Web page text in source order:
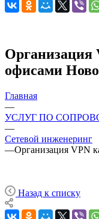
Организация
офисами
Главная
—
УСЛУГ ПО
—
Сетевой инженеринг
—Организация VPN
Назад к списку